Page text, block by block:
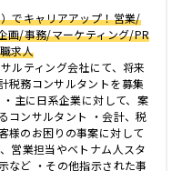
でキャリアアップ！営業/
画/事務/マーケティング/PR
求人
ルティング会社にて、将来
税務コンサルタントを募集
主に日系企業に対して、案
コンサルタント ・会計、税
様のお困りの事案に対して
営業担当やベトナム人スタ
など ・その他指示された事